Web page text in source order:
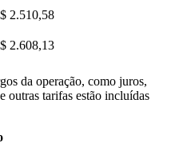
2.510,58
2.608,13
da operação, como juros,
outras tarifas estão incluídas